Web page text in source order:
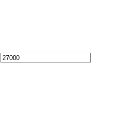
Максимальная
цена